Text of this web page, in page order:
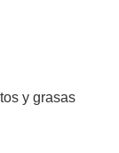
y grasas